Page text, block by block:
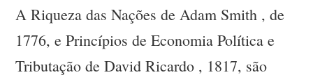
A Riqueza das Nações de Adam Smith , de
1776, e Princípios de Economia Política e
Tributação de David Ricardo , 1817, são